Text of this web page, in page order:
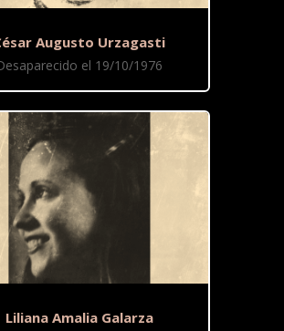
Augusto Urzagasti
el 19/10/1976
Liliana Amalia Galarza